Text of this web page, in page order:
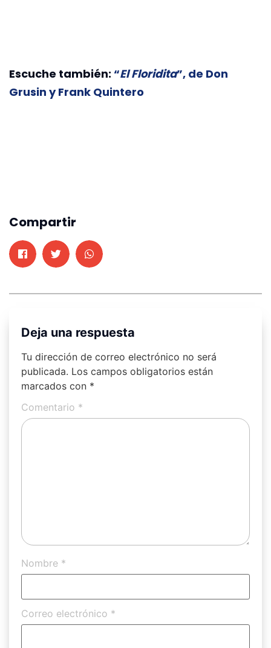
Escuche también: “El Floridita”, de Don
Grusin y Frank Quintero
Compartir
Deja una respuesta
Tu dirección de correo electrónico no será
publicada. Los campos obligatorios están
marcados con *
Comentario *
Nombre *
Correo electrónico *